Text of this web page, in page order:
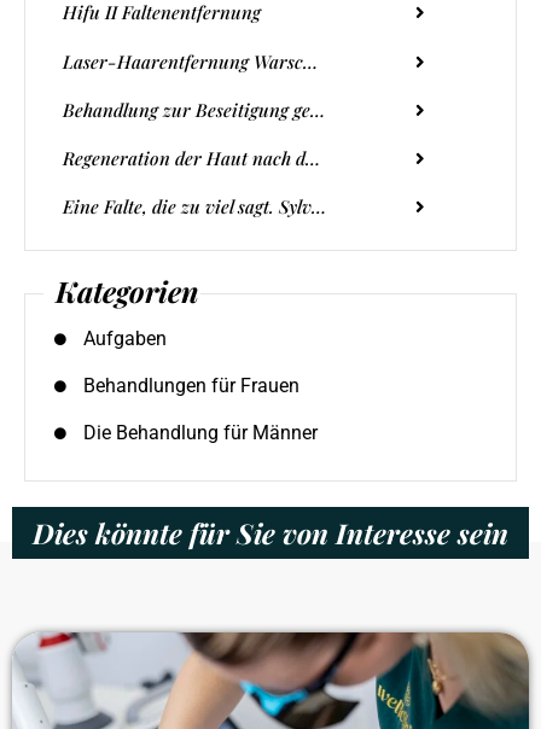
Hifu II Faltenentfernung
Laser-Haarentfernung Warschau - was ist wissenswert?
Behandlung zur Beseitigung gebrochener Kapillaren in der Wellclinic
Regeneration der Haut nach dem Sonnenbad. Wie pflegen Sie Ihre Haut nach dem Sommer?
Eine Falte, die zu viel sagt. Sylvias Geschichte - und ein neuer Anfang in der Wellclinic
Kategorien
Aufgaben
Behandlungen für Frauen
Die Behandlung für Männer
Dies könnte für Sie von Interesse sein